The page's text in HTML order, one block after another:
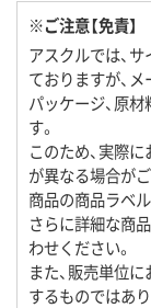
※ご注意【免責】
アスクルでは、
ておりますが、メ
パッケージ、原
す。
このため、実際
が異なる場合が
商品の商品ラベ
さらに詳細な商
わせください。
また、販売単位
するものではあ